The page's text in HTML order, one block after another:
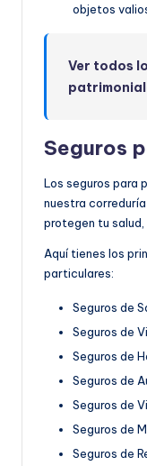
objetos
Ver todos
Seguros
Los seguros para
nuestra correduría
protegen tu salud,
Aquí tienes los
particulares:
Seguros de
Seguros de
Seguros de
Seguros de
Seguros de
Seguros de
Seguros de